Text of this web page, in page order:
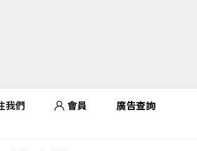
我們 會員 廣告查詢